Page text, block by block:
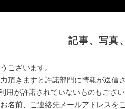
記事、写真
ございます。
頂きますと許諾部門に情報が送信
用が許諾されていないものもござ
名前、ご連絡先メールアドレスを